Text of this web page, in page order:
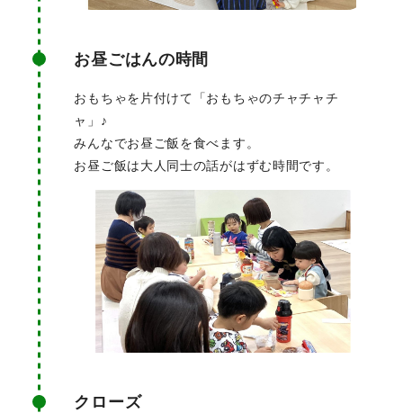
お昼ごはんの時間
おもちゃを片付けて「おもちゃのチャチャチ
ャ」♪
みんなでお昼ご飯を食べます。
お昼ご飯は大人同士の話がはずむ時間です。
クローズ